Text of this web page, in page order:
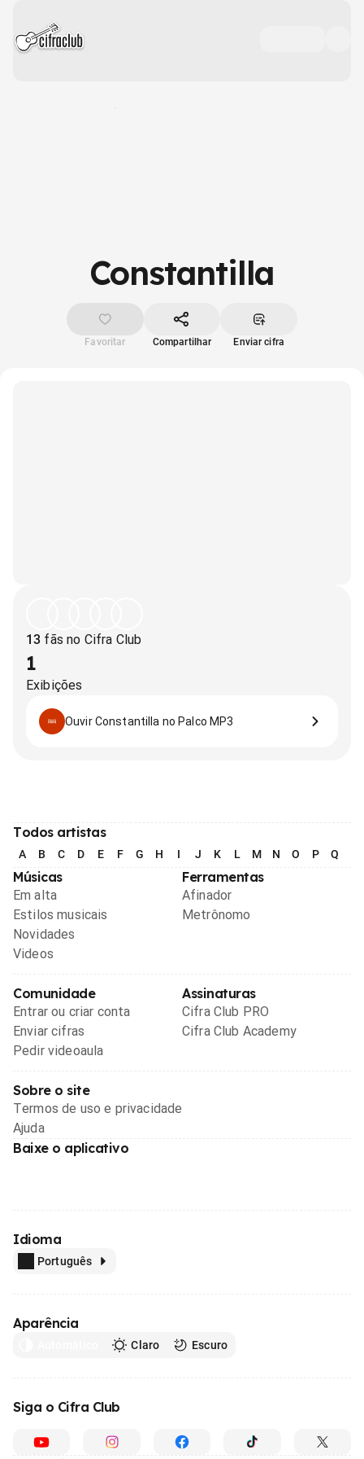
Constantilla
Favoritar Compartilhar Enviar cifra
13 fãs no Cifra Club
1
Exibições
Ouvir Constantilla no Palco MP3
Todos artistas
A B C D E F G H I J K L M N O P Q
Músicas
Em alta
Estilos musicais
Novidades
Videos
Ferramentas
Afinador
Metrônomo
Comunidade
Entrar ou criar conta
Enviar cifras
Pedir videoaula
Assinaturas
Cifra Club PRO
Cifra Club Academy
Sobre o site
Termos de uso e privacidade
Ajuda
Baixe o aplicativo
Idioma
Português
Aparência
Claro Escuro
Siga o Cifra Club